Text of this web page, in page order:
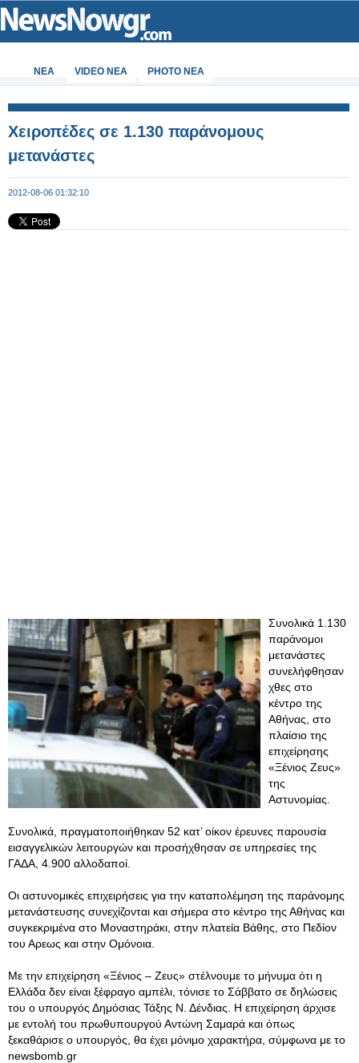
ΝΕΑ VIDEO NEA PHOTO NEA
Χειροπέδες σε 1.130 παράνομους
μετανάστες
2012-08-06 01:32:10
Συνολικά 1.130
παράνομοι
μετανάστες
συνελήφθησαν
χθες στο
κέντρο της
Αθήνας, στο
πλαίσιο της
επιχείρησης
«Ξένιος Ζευς»
της
Αστυνομίας.
Συνολικά, πραγματοποιήθηκαν 52 κατ’ οίκον έρευνες παρουσία
εισαγγελικών λειτουργών και προσήχθησαν σε υπηρεσίες της
ΓΑΔΑ, 4.900 αλλοδαποί.
Οι αστυνομικές επιχειρήσεις για την καταπολέμηση της παράνομης
μετανάστευσης συνεχίζονται και σήμερα στο κέντρο της Αθήνας και
συγκεκριμένα στο Μοναστηράκι, στην πλατεία Βάθης, στο Πεδίον
του Αρεως και στην Ομόνοια.
Με την επιχείρηση «Ξένιος – Ζευς» στέλνουμε το μήνυμα ότι η
Ελλάδα δεν είναι ξέφραγο αμπέλι, τόνισε το Σάββατο σε δηλώσεις
του ο υπουργός Δημόσιας Τάξης Ν. Δένδιας. Η επιχείρηση άρχισε
με εντολή του πρωθυπουργού Αντώνη Σαμαρά και όπως
ξεκαθάρισε ο υπουργός, θα έχει μόνιμο χαρακτήρα, σύμφωνα με το
newsbomb.gr